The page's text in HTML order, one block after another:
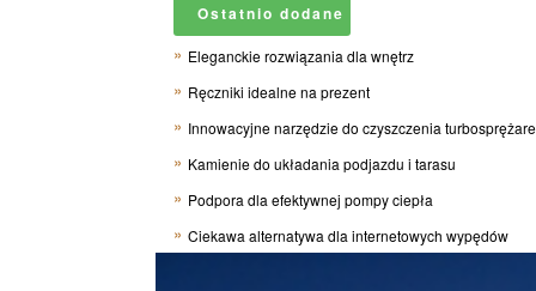
Ostatnio dodane
Eleganckie rozwiązania dla wnętrz
Ręczniki idealne na prezent
Innowacyjne narzędzie do czyszczenia
Kamienie do układania podjazdu i tarasu
Podpora dla efektywnej pompy ciepła
Ciekawa alternatywa dla internetowych wypędów